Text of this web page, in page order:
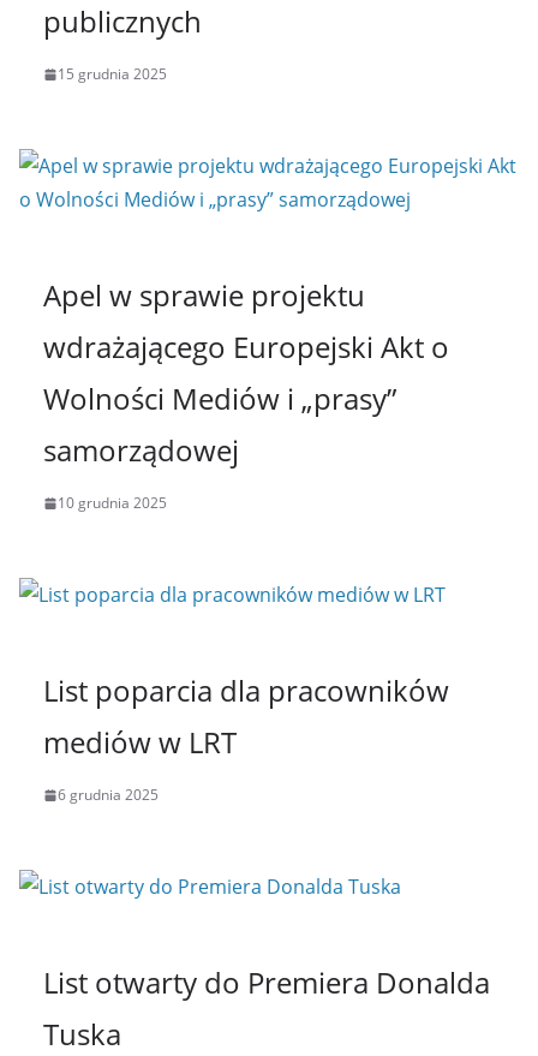
publicznych
15 grudnia 2025
Apel w sprawie projektu
wdrażającego Europejski Akt o
Wolności Mediów i „prasy”
samorządowej
10 grudnia 2025
List poparcia dla pracowników
mediów w LRT
6 grudnia 2025
List otwarty do Premiera Donalda
Tuska